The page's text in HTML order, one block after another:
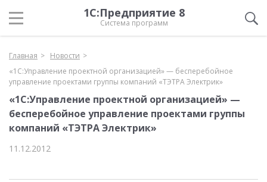
1С:Предприятие 8
Система программ
Главная
Новости
«1С:Управление проектной организацией» — бесперебойное
управление проектами группы компаний «ТЭТРА Электрик»
«1С:Управление проектной организацией» —
бесперебойное управление проектами группы
компаний «ТЭТРА Электрик»
11.12.2012